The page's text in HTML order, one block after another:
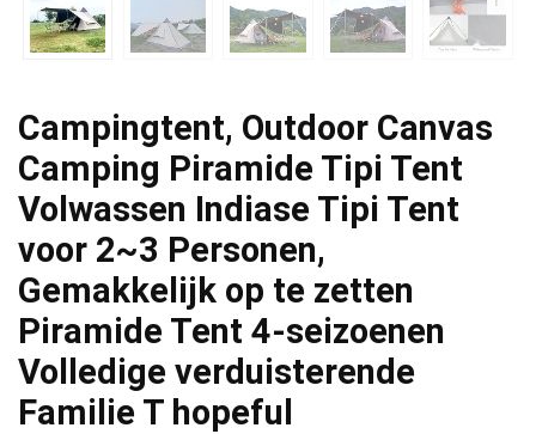
Campingtent, Outdoor Canvas
Camping Piramide Tipi Tent
Volwassen Indiase Tipi Tent
voor 2~3 Personen,
Gemakkelijk op te zetten
Piramide Tent 4-seizoenen
Volledige verduisterende
Familie T hopeful